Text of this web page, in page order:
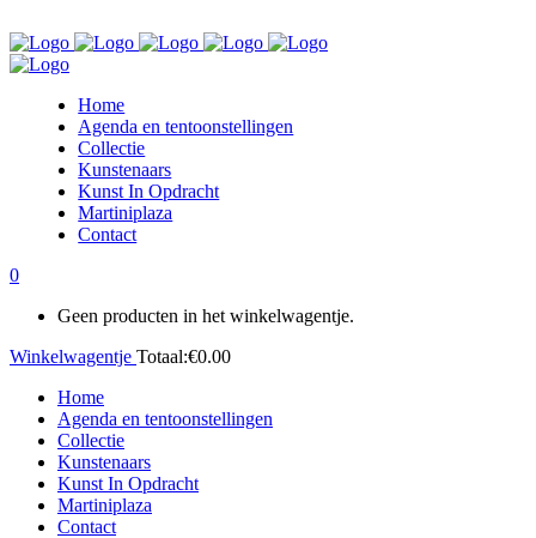
Home
Agenda en tentoonstellingen
Collectie
Kunstenaars
Kunst In Opdracht
Martiniplaza
Contact
0
Geen producten in het winkelwagentje.
Winkelwagentje Totaal:€0.00
Home
Agenda en tentoonstellingen
Collectie
Kunstenaars
Kunst In Opdracht
Martiniplaza
Contact